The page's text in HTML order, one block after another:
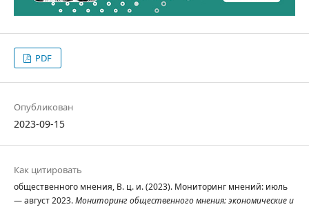
PDF
Опубликован
2023-09-15
Как цитировать
общественного мнения, В. ц. и. (2023). Мониторинг мнений: июль
— август 2023.Мониторинг общественного мнения: экономические и